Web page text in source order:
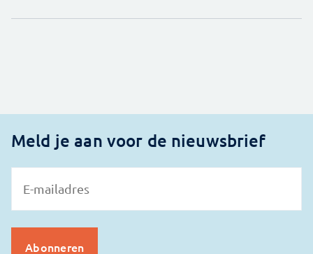
Meld je aan voor de nieuwsbrief